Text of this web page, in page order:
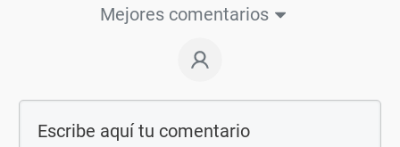
Mejores comentarios